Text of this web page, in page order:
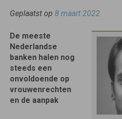
Geplaatst op 8 maart 2022
De meeste
Nederlandse
banken halen nog
steeds een
onvoldoende op
vrouwenrechten
en de aanpak